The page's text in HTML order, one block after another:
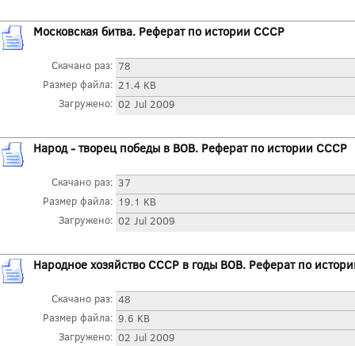
Московская битва. Реферат по истории СССР
Скачано раз: 78
Размер файла: 21.4 KB
Загружено: 02 Jul 2009
Народ - творец победы в ВОВ. Реферат по истории СССР
Скачано раз: 37
Размер файла: 19.1 KB
Загружено: 02 Jul 2009
Народное хозяйство СССР в годы ВОВ. Реферат по
Скачано раз: 48
Размер файла: 9.6 KB
Загружено: 02 Jul 2009